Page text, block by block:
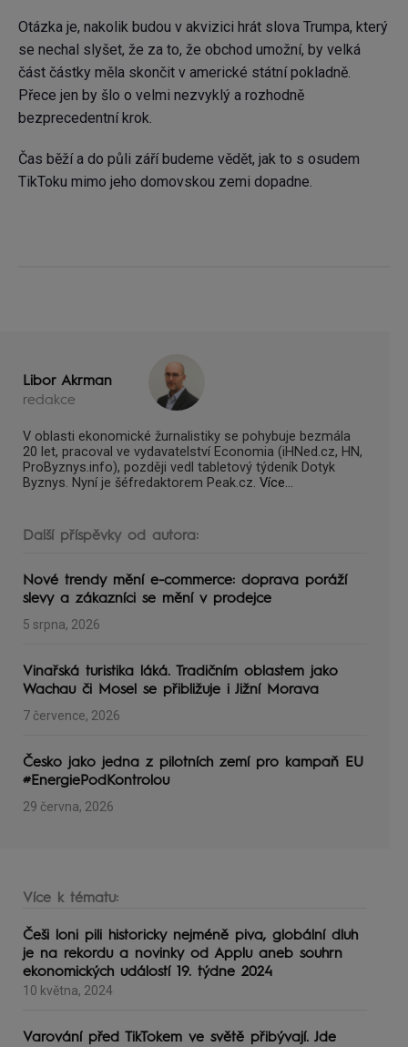
Otázka je, nakolik budou v akvizici hrát slova Trumpa, který
se nechal slyšet, že za to, že obchod umožní, by velká
část částky měla skončit v americké státní pokladně.
Přece jen by šlo o velmi nezvyklý a rozhodně
bezprecedentní krok.
Čas běží a do půli září budeme vědět, jak to s osudem
TikToku mimo jeho domovskou zemi dopadne.
Libor Akrman
redakce
V oblasti ekonomické žurnalistiky se pohybuje bezmála
20 let, pracoval ve vydavatelství Economia (iHNed.cz, HN,
ProByznys.info), později vedl tabletový týdeník Dotyk
Byznys. Nyní je šéfredaktorem Peak.cz. Více...
Další příspěvky od autora:
Nové trendy mění e-commerce: doprava poráží
slevy a zákazníci se mění v prodejce
5 srpna, 2026
Vinařská turistika láká. Tradičním oblastem jako
Wachau či Mosel se přibližuje i Jižní Morava
7 července, 2026
Česko jako jedna z pilotních zemí pro kampaň EU
#EnergiePodKontrolou
29 června, 2026
Více k tématu:
Češi loni pili historicky nejméně piva, globální dluh
je na rekordu a novinky od Applu aneb souhrn
ekonomických událostí 19. týdne 2024
10 května, 2024
Varování před TikTokem ve světě přibývají. Jde